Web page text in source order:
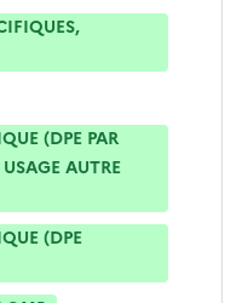
(DPE PAR
AUTRE
(DPE